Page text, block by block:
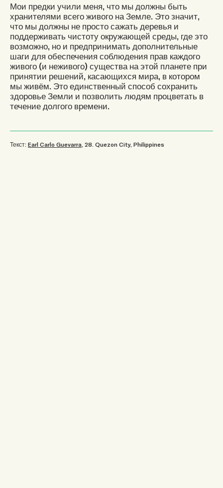
Мои предки учили меня, что мы должны быть
хранителями всего живого на Земле. Это значит,
что мы должны не просто сажать деревья и
поддерживать чистоту окружающей среды, где это
возможно, но и предпринимать дополнительные
шаги для обеспечения соблюдения прав каждого
живого (и неживого) существа на этой планете при
принятии решений, касающихся мира, в котором
мы живём. Это единственный способ сохранить
здоровье Земли и позволить людям процветать в
течение долгого времени.
Текст: Earl Carlo Guevarra , 28 Quezon City, Philippines